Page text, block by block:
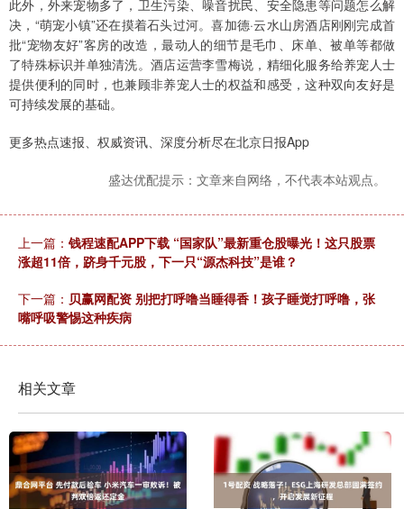
此外，外来宠物多了，卫生污染、噪音扰民、安全隐患等问题怎么解
决，“萌宠小镇”还在摸着石头过河。喜加德·云水山房酒店刚刚完成首
批“宠物友好”客房的改造，最动人的细节是毛巾、床单、被单等都做
了特殊标识并单独清洗。酒店运营李雪梅说，精细化服务给养宠人士
提供便利的同时，也兼顾非养宠人士的权益和感受，这种双向友好是
可持续发展的基础。
更多热点速报、权威资讯、深度分析尽在北京日报App
盛达优配提示：文章来自网络，不代表本站观点。
上一篇： 钱程速配APP下载 “国家队”最新重仓股曝光！这只股票
涨超11倍，跻身千元股，下一只“源杰科技”是谁？
下一篇： 贝赢网配资 别把打呼噜当睡得香！孩子睡觉打呼噜，张
嘴呼吸警惕这种疾病
相关文章